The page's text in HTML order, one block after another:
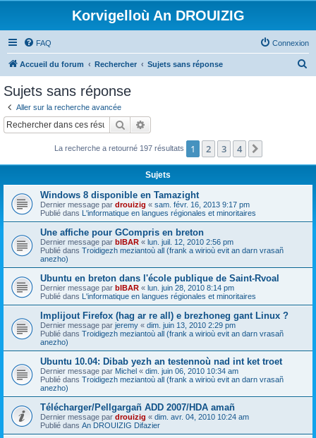
Korvigelloù An DROUIZIG
FAQ Connexion
Accueil du forum Rechercher Sujets sans réponse
c
Sujets sans réponse
Aller sur la recherche avancée
Rechercher
La recherche a retourné 197 résultats 1 2 3 4
Sujets
Windows 8 disponible en Tamazight
Dernier message par drouizig « sam. févr. 16, 2013 9:17 pm
Publié dans L'informatique en langues régionales et minoritaires
Une affiche pour GCompris en breton
Dernier message par bIBAR « lun. juil. 12, 2010 2:56 pm
Publié dans Troidigezh meziantoù all (frank a wirioù evit an darn vrasañ
anezho)
Ubuntu en breton dans l'école publique de Saint-Rvoal
Dernier message par bIBAR « lun. juin 28, 2010 8:14 pm
Publié dans L'informatique en langues régionales et minoritaires
Implijout Firefox (hag ar re all) e brezhoneg gant Linux ?
Dernier message par jeremy « dim. juin 13, 2010 2:29 pm
Publié dans Troidigezh meziantoù all (frank a wirioù evit an darn vrasañ
anezho)
Ubuntu 10.04: Dibab yezh an testennoù nad int ket troet
Dernier message par Michel « dim. juin 06, 2010 10:34 am
Publié dans Troidigezh meziantoù all (frank a wirioù evit an darn vrasañ
anezho)
Télécharger/Pellgargañ ADD 2007/HDA amañ
Dernier message par drouizig « dim. avr. 04, 2010 10:24 am
Publié dans An DROUIZIG Difazier